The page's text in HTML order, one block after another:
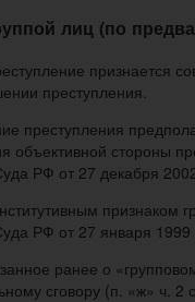
лиц (по
признается
преступления.
преступления
объективной стороны
РФ от 27 декабря
РФ от 27 января
ранее о
сговору (п. «ж» ч. 2